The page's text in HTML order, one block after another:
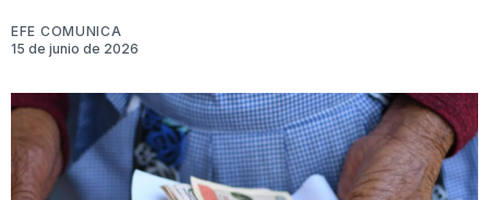
EFE COMUNICA
15 de junio de 2026